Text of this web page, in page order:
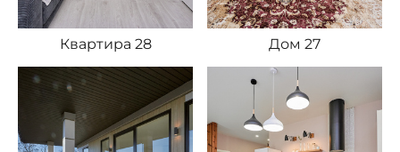
Квартира 28 Дом 27